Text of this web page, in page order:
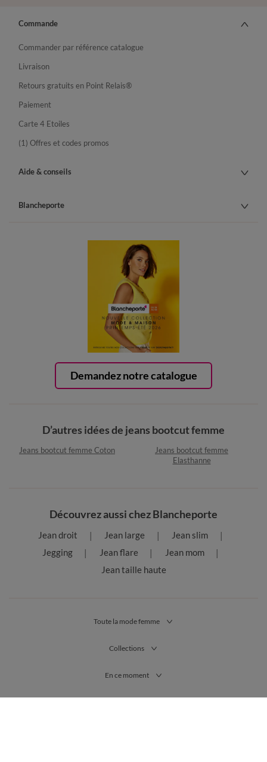
Demandez notre catalogue
Commande
Commander par référence catalogue
Livraison
Retours gratuits en Point Relais®
Paiement
Carte 4 Etoiles
(1) Offres et codes promos
Aide & conseils
Blancheporte
D’autres idées de jeans bootcut femme
Jeans bootcut femme Coton
Jeans bootcut femme
Elasthanne
Découvrez aussi chez Blancheporte
Jean droit Jean large
Jean slim
Jegging
Jean flare
Jean mom
Jean taille haute
Toute la mode femme
Collections
En ce moment